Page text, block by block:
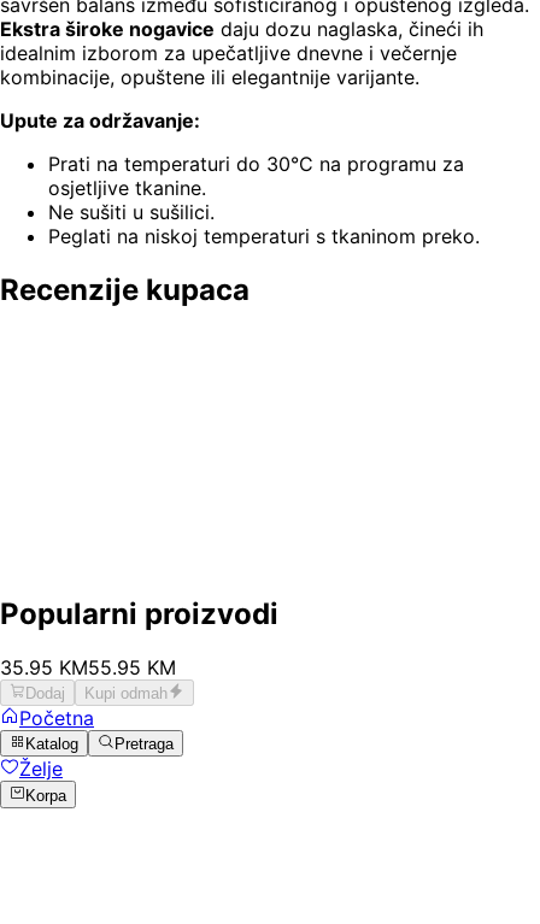
savršen balans između sofisticiranog i opuštenog izgleda.
Ekstra široke nogavice daju dozu naglaska, čineći ih
idealnim izborom za upečatljive dnevne i večernje
kombinacije, opuštene ili elegantnije varijante.
Upute za održavanje:
Prati na temperaturi do 30°C na programu za
osjetljive tkanine.
Ne sušiti u sušilici.
Peglati na niskoj temperaturi s tkaninom preko.
Recenzije kupaca
Popularni proizvodi
35.95 KM55.95 KM
Dodaj Kupi odmah
Početna
Katalog Pretraga
Želje
Korpa